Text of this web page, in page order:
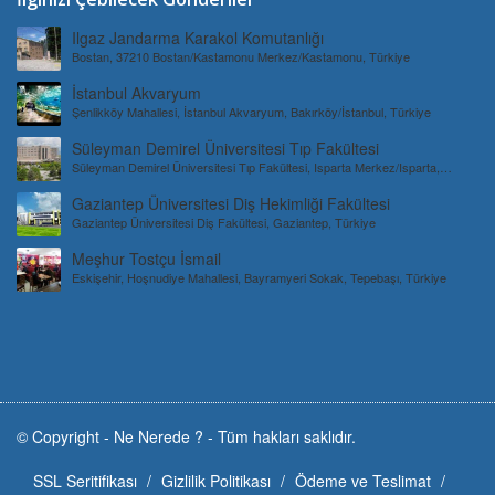
Ilgaz Jandarma Karakol Komutanlığı
Bostan, 37210 Bostan/Kastamonu Merkez/Kastamonu, Türkiye
İstanbul Akvaryum
Şenlikköy Mahallesi, İstanbul Akvaryum, Bakırköy/İstanbul, Türkiye
Süleyman Demirel Üniversitesi Tıp Fakültesi
Süleyman Demirel Üniversitesi Tıp Fakültesi, Isparta Merkez/Isparta,
Gaziantep Üniversitesi Diş Hekimliği Fakültesi
Gaziantep Üniversitesi Diş Fakültesi, Gaziantep, Türkiye
Meşhur Tostçu İsmail
Eskişehir, Hoşnudiye Mahallesi, Bayramyeri Sokak, Tepebaşı, Türkiye
© Copyright - Ne Nerede ? - Tüm hakları saklıdır.
SSL Seritifikası
Gizlilik Politikası
Ödeme ve Teslimat